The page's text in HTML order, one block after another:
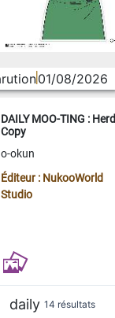
01/08/2026
DAILY MOO-TING : Herd
Copy
o-okun
Éditeur : NukooWorld
Studio
daily 14 résultats